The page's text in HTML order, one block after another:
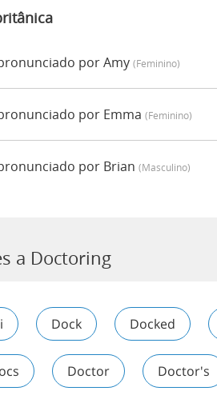
por Amy (feminino)
por Emma (feminino)
por Brian (masculino)
a Doctoring
Dock Docked
Doctor Doctor's